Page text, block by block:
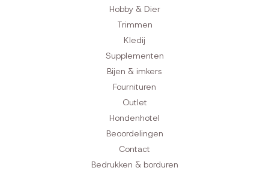
Hobby & Dier
Trimmen
Kledij
Supplementen
Bijen & imkers
Fournituren
Outlet
Hondenhotel
Beoordelingen
Contact
Bedrukken & borduren